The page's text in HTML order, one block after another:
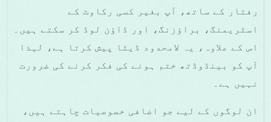
رفتار کے ساتھ، آپ بغیر کسی رکاوٹ کے
اسٹریمنگ، براؤزنگ، اور ڈاؤن لوڈ کر سکتے ہیں۔
اس کے علاوہ، یہ لامحدود ڈیٹا پیش کرتا ہے، لہذا
آپ کو بینڈوڈتھ ختم ہونے کی فکر کرنے کی ضرورت
نہیں ہے۔
ان لوگوں کے لیے جو اضافی خصوصیات چاہتے ہیں،